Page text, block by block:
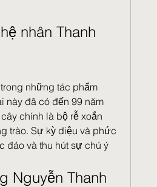
nhân Thanh
những tác phẩm
này đã có đến 99 năm
chính là bộ rễ xoắn
trào. Sự kỳ diệu và phức
đáo và thu hút sự chú ý
Nguyễn Thanh